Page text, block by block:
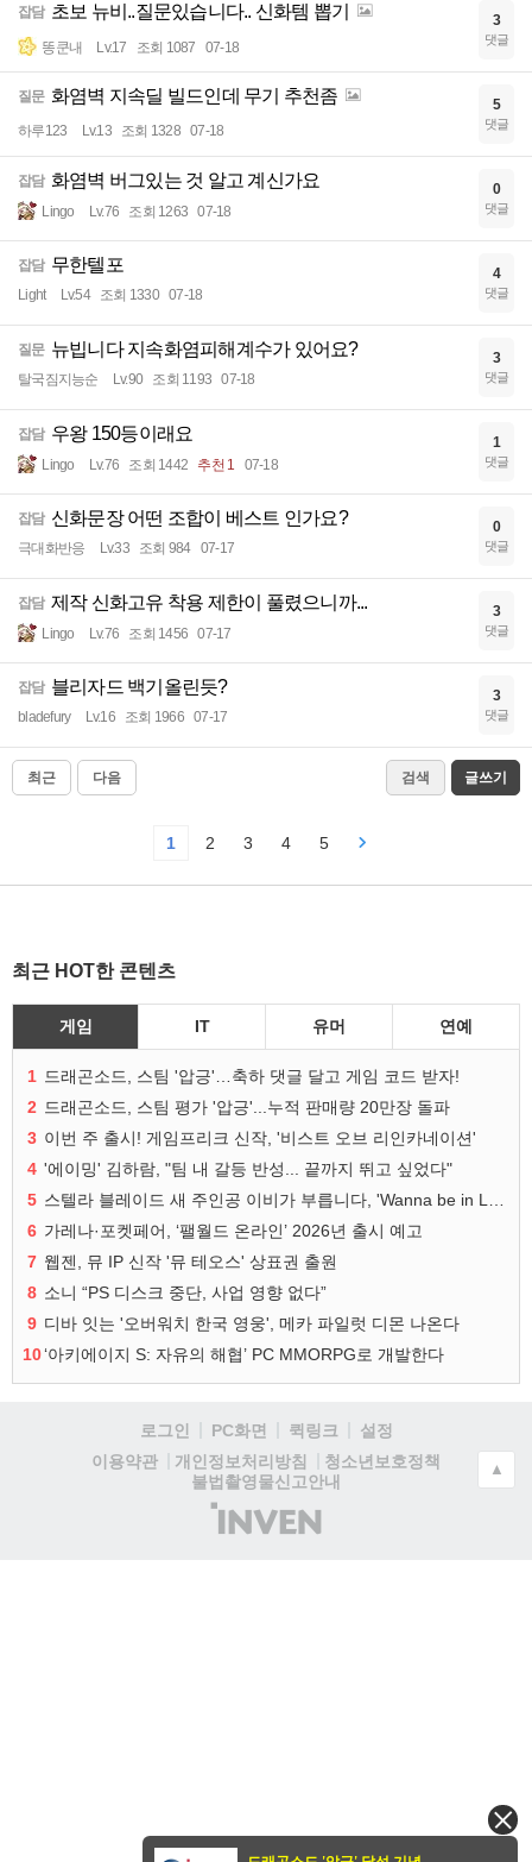
잡담 초보 뉴비..질문있습니다.. 신화템 뽑기
똥쿤내 Lv.17 조회 1087 07-18
3
댓글
질문 화염벽 지속딜 빌드인데 무기 추천좀
하루123 Lv.13 조회 1328 07-18
5
댓글
잡담 화염벽 버그있는 것 알고 계신가요
Lingo Lv.76 조회 1263 07-18
0
댓글
잡담 무한텔포
Light Lv.54 조회 1330 07-18
4
댓글
질문 뉴빕니다 지속화염피해계수가 있어요?
탈국짐지능순 Lv.90 조회 1193 07-18
3
댓글
잡담 우왕 150등이래요
Lingo Lv.76 조회 1442 추천 1 07-18
1
댓글
잡담 신화문장 어떤 조합이 베스트 인가요?
극대화반응 Lv.33 조회 984 07-17
0
댓글
잡담 제작 신화고유 착용 제한이 풀렸으니까...
Lingo Lv.76 조회 1456 07-17
3
댓글
잡담 블리자드 백기올린듯?
bladefury Lv.16 조회 1966 07-17
3
댓글
최근 다음 검색 글쓰기
1 2 3 4 5
최근 HOT한 콘텐츠
게임 IT 유머 연예
1 드래곤소드, 스팀 '압긍'…축하 댓글 달고 게임 코드 받자!
2 드래곤소드, 스팀 평가 '압긍'...누적 판매량 20만장 돌파
3 이번 주 출시! 게임프리크 신작, '비스트 오브 리인카네이션'
4 '에이밍' 김하람, "팀 내 갈등 반성... 끝까지 뛰고 싶었다"
5
6 가레나·포켓페어, ‘팰월드 온라인’ 2026년 출시 예고
7 웹젠, 뮤 IP 신작 '뮤 테오스' 상표권 출원
8 소니 “PS 디스크 중단, 사업 영향 없다”
9 디바 잇는 '오버워치 한국 영웅', 메카 파일럿 디몬 나온다
10‘아키에이지 S: 자유의 해협’ PC MMORPG로 개발한다
로그인 PC화면 퀵링크
설정
이용약관
개인정보처리방침
청소년보호정책
불법촬영물신고안내
(주)
인
▲